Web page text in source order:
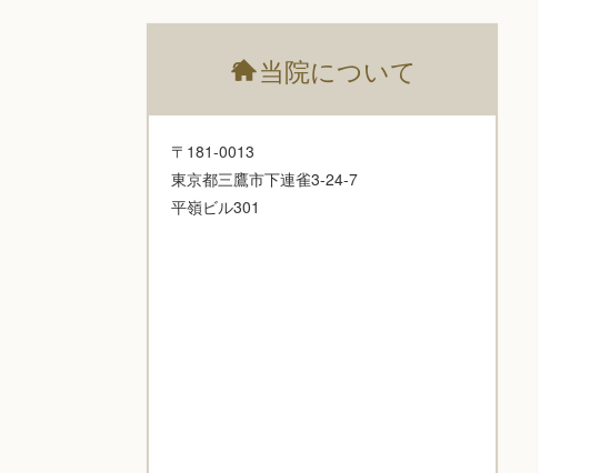
? 当院について
〒181-0013
東京都三鷹市下連雀3-24-7
平嶺ビル301